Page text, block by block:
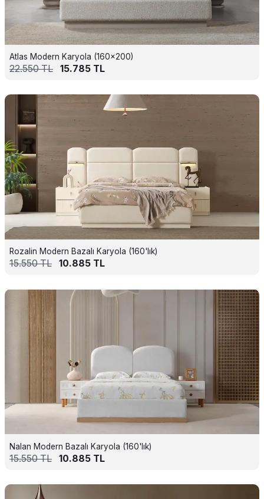
Atlas Modern Karyola (160x200)
22.550TL 15.785 TL
Rozalin Modern Bazalı Karyola (160'lık)
15.550TL 10.885 TL
Nalan Modern Bazalı Karyola (160'lık)
15.550TL 10.885 TL